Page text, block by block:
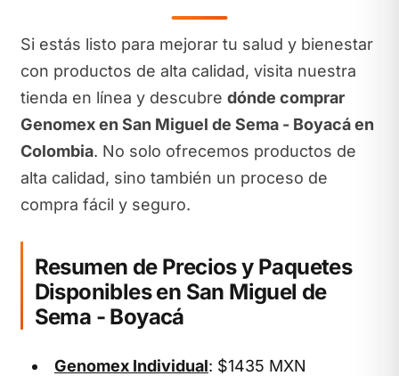
Si estás listo para mejorar tu salud y bienestar
con productos de alta calidad, visita nuestra
tienda en línea y descubre dónde comprar
Genomex en San Miguel de Sema - Boyacá en
Colombia. No solo ofrecemos productos de
alta calidad, sino también un proceso de
compra fácil y seguro.
Resumen de Precios y Paquetes
Disponibles en San Miguel de
Sema - Boyacá
Genomex Individual: $1435 MXN